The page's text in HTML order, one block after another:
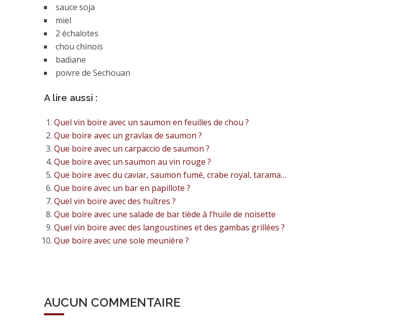
sauce soja
miel
2 échalotes
chou chinois
badiane
poivre de Sechouan
A lire aussi :
Quel vin boire avec un saumon en feuilles de chou ?
Que boire avec un gravlax de saumon ?
Que boire avec un carpaccio de saumon ?
Que boire avec un saumon au vin rouge ?
Que boire avec du caviar, saumon fumé, crabe royal, tarama…
Que boire avec un bar en papillote ?
Quel vin boire avec des huîtres ?
Que boire avec une salade de bar tiède à l’huile de noisette
Quel vin boire avec des langoustines et des gambas grillées ?
Que boire avec une sole meunière ?
AUCUN COMMENTAIRE